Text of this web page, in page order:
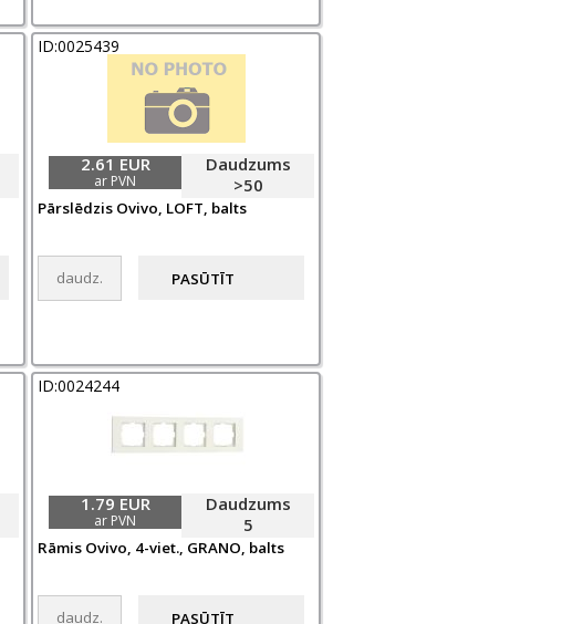
ID:0025439
Daudzums
>50
2.61 EUR
ar PVN
Pārslēdzis Ovivo, LOFT, balts
ID:0024244
Daudzums
5
1.79 EUR
ar PVN
Rāmis Ovivo, 4-viet., GRANO, balts